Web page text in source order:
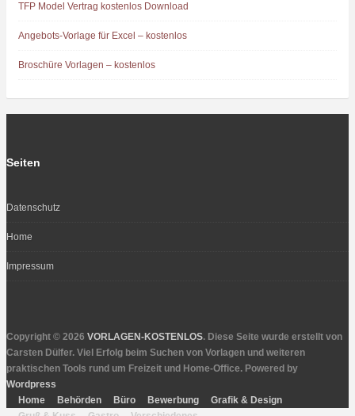
TFP Model Vertrag kostenlos Download
Angebots-Vorlage für Excel – kostenlos
Broschüre Vorlagen – kostenlos
Seiten
Datenschutz
Home
Impressum
Copyright © 2026 VORLAGEN-KOSTENLOS. Diese Seite wurde erstellt von
Carsten Dülfer. Viel Erfolg beim Suchen von Vorlagen und weiteren
praktischen Tools rund um Freizeit und Home-Office. Powered by
Wordpress
Home
Behörden Büro Bewerbung
Grafik & Design